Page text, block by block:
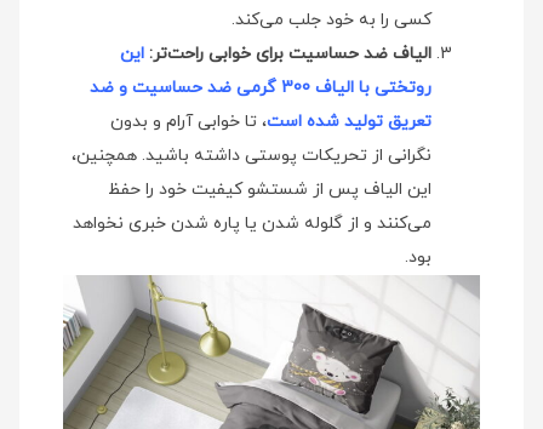
کسی را به خود جلب می‌کند.
الیاف ضد حساسیت برای خوابی راحت‌تر: این
روتختی با الیاف 300 گرمی ضد حساسیت و ضد
تعریق تولید شده است، تا خوابی آرام و بدون
نگرانی از تحریکات پوستی داشته باشید. همچنین،
این الیاف پس از شستشو کیفیت خود را حفظ
می‌کنند و از گلوله شدن یا پاره شدن خبری نخواهد
بود.